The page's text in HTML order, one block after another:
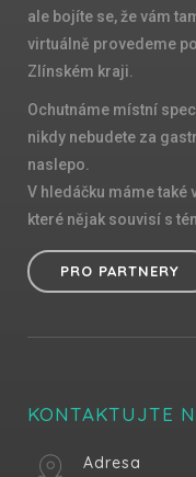
ale bojíte se, že vám
virtuálně provedeme
Zlínském kraji.
Ochutnáme místní
nikdy nebudete za
naslepo.
V hledáčku máme také
které nějak souvisí s
PRO PARTNERY
KONTAKTUJTE
Adresa